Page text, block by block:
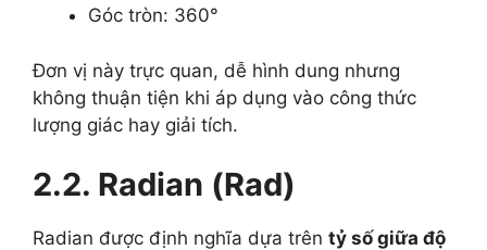
Góc tròn: 360°
Đơn vị này trực quan, dễ hình dung nhưng
không thuận tiện khi áp dụng vào công thức
lượng giác hay giải tích.
2.2. Radian (Rad)
Radian được định nghĩa dựa trên tỷ số giữa độ